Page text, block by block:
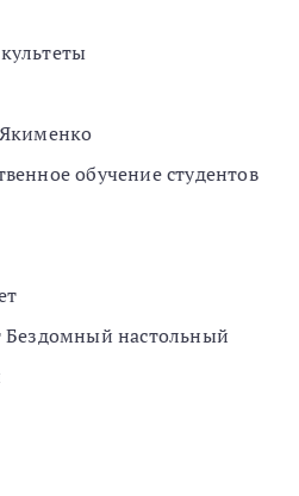
обучение студентов
Бездомный настольный